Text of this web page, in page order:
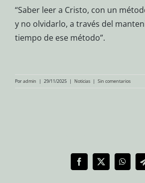
“Saber leer a Cristo, con un
y no olvidarlo, a través del
tiempo de ese método”.
Poradmin | 29/11/2025 | Noticias | Sin comentarios
Facebook
X